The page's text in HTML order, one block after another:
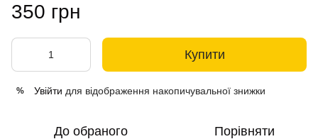
350 грн
Купити
% Увійти для відображення накопичувальної знижки
До обраного Порівняти